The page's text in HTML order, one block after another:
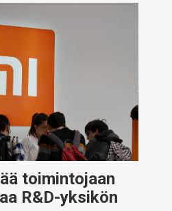
toimintojaan
R&D-yksikön